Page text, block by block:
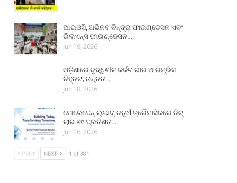
ଆଇଓସି, ଅଭିନବ ବିନ୍ଦ୍ରା ଫାଉଣ୍ଡେସନ ଏବଂ
ରିଲାଏନ୍ସ ଫାଉଣ୍ଡେସନ…
Jun 19, 2026
ଓଡ଼ିଶାରେ ବୃଦ୍ଧିଶୀଳ କର୍କଟ ଭାର ଆରମ୍ଭିକ
ଚିହ୍ନଟ, ଉନ୍ନତ…
Jun 18, 2026
ମୋରେପେନ୍ ଲ୍ୟାବ୍ ଚତୁର୍ଥ ତ୍ରୈମାସିକରେ ନିଟ୍
ଲାଭ ୬୯ ପ୍ରତିଶତ…
Jun 16, 2026
PREV NEXT 1 of 381